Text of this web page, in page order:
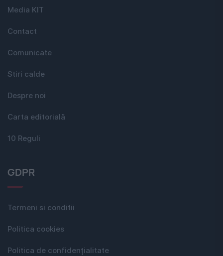
Media KIT
Contact
Comunicate
Stiri calde
Despre noi
Carta editorială
10 Reguli
GDPR
Termeni si conditii
Politica cookies
Politica de confidențialitate